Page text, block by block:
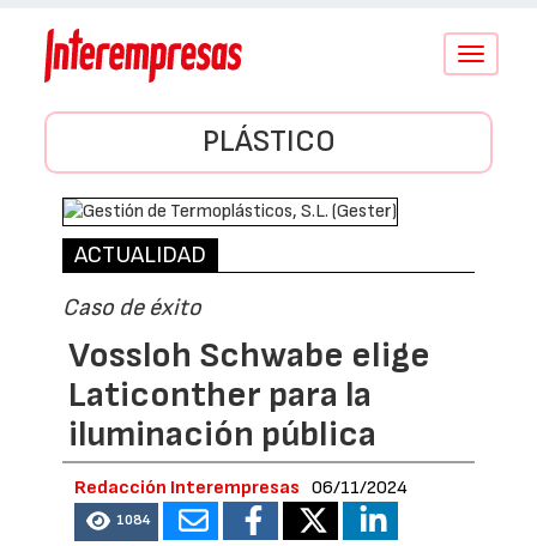
Conmutar
PLÁSTICO
ACTUALIDAD
Caso de éxito
Vossloh Schwabe elige
Laticonther para la
iluminación pública
Redacción Interempresas 06/11/2024
1084